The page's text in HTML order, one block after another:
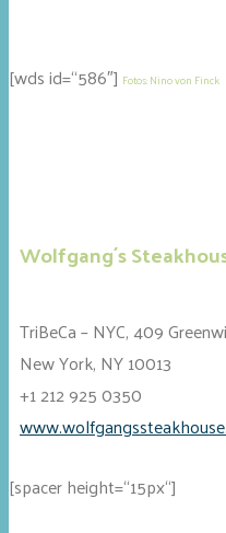
[wds id=“586″] Fotos: Nino von Finck
Wolfgang´s
TriBeCa – NYC, 409
New York, NY 10013
+1 212 925 0350
[spacer height=“15px“]